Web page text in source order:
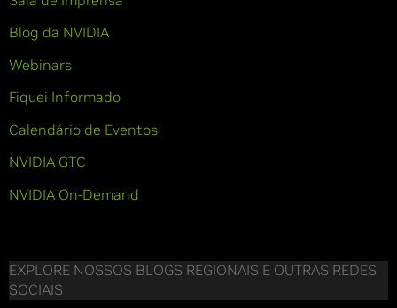
Blog da NVIDIA
Webinars
Fiquei Informado
Calendário de Eventos
NVIDIA GTC
NVIDIA On-Demand
EXPLORE NOSSOS BLOGS REGIONAIS E OUTRAS REDES
SOCIAIS